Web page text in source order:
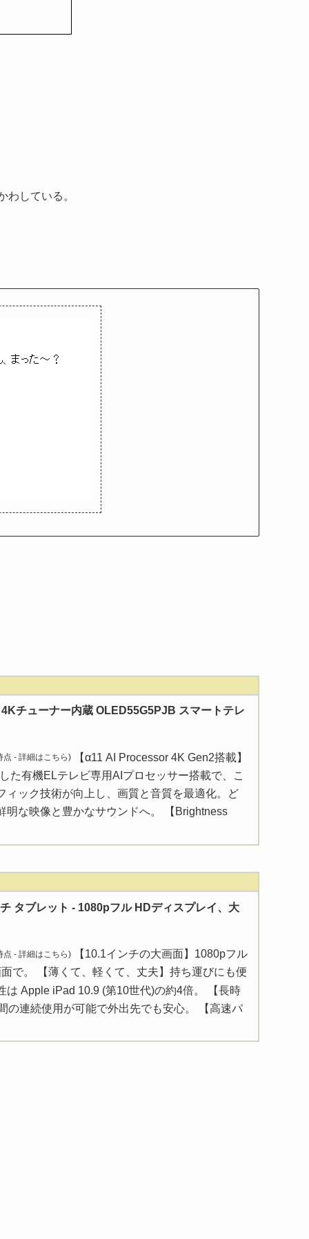
わしている。
チューナー内蔵 OLED55G5PJB スマートテレ
点 - 詳細はこちら)
【α11 AI Processor 4K Gen2搭載】
た有機ELテレビ専用AIプロセッサー搭載で、こ
ィック技術が向上し、画質と音質を最適化。ど
明な映像と豊かなサウンドへ。 【Brightness
タブレット - 1080pフル HDディスプレイ、大
点 - 詳細はこちら)
【10.1インチの大画面】1080pフル
で。 【薄くて、軽くて、丈夫】持ち運びにも便
は Apple iPad 10.9 (第10世代)の約4倍。 【長時
の連続使用が可能で外出先でも安心。 【高速パ